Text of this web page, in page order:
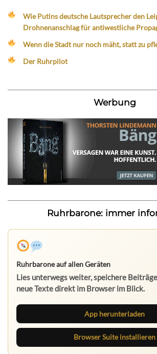
Wie Putins deutsche Lautsprecher den
Drohnenanschlag für antiwestliche
Wenn die Stadt nur noch mäht, statt zu
Der Ruhrpilot
Werbung
Ruhrbarone: immer
Ruhrbarone auf allen Geräten
Lies unterwegs weiter, speichere
neue Texte direkt im Browser im Blick.
App herunterladen
Browser Suite installieren